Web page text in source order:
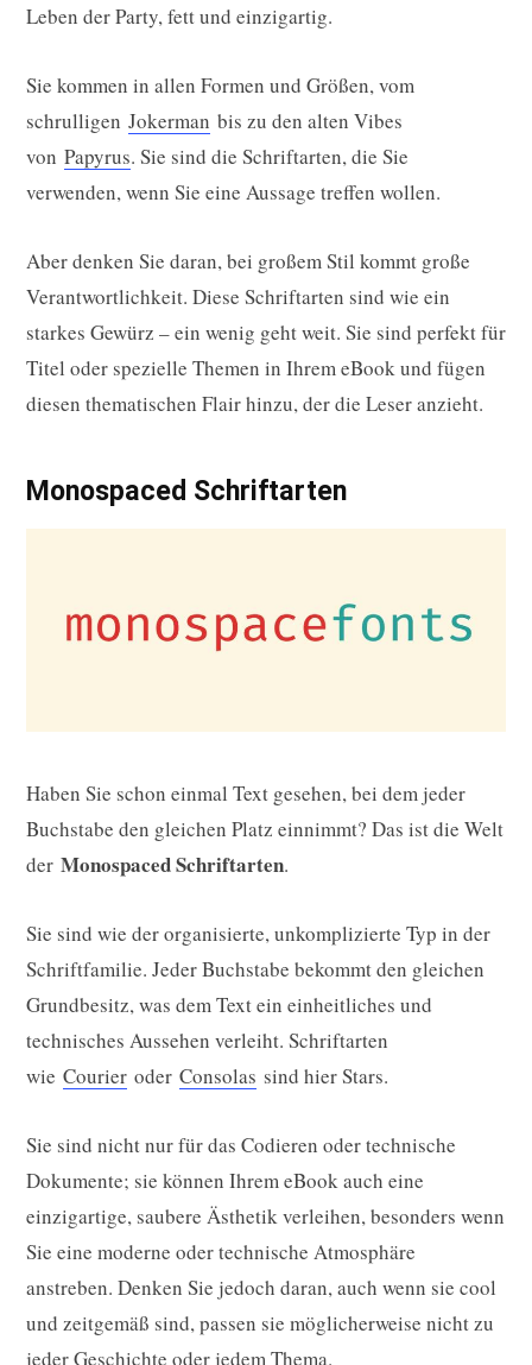
Leben der Party, fett und einzigartig.
Sie kommen in allen Formen und Größen, vom
schrulligen Jokerman bis zu den alten Vibes
von Papyrus. Sie sind die Schriftarten, die Sie
verwenden, wenn Sie eine Aussage treffen wollen.
Aber denken Sie daran, bei großem Stil kommt große
Verantwortlichkeit. Diese Schriftarten sind wie ein
starkes Gewürz – ein wenig geht weit. Sie sind perfekt für
Titel oder spezielle Themen in Ihrem eBook und fügen
diesen thematischen Flair hinzu, der die Leser anzieht.
Monospaced Schriftarten
Haben Sie schon einmal Text gesehen, bei dem jeder
Buchstabe den gleichen Platz einnimmt? Das ist die Welt
der Monospaced Schriftarten.
Sie sind wie der organisierte, unkomplizierte Typ in der
Schriftfamilie. Jeder Buchstabe bekommt den gleichen
Grundbesitz, was dem Text ein einheitliches und
technisches Aussehen verleiht. Schriftarten
wie Courier oder Consolas sind hier Stars.
Sie sind nicht nur für das Codieren oder technische
Dokumente; sie können Ihrem eBook auch eine
einzigartige, saubere Ästhetik verleihen, besonders wenn
Sie eine moderne oder technische Atmosphäre
anstreben. Denken Sie jedoch daran, auch wenn sie cool
und zeitgemäß sind, passen sie möglicherweise nicht zu
jeder Geschichte oder jedem Thema.